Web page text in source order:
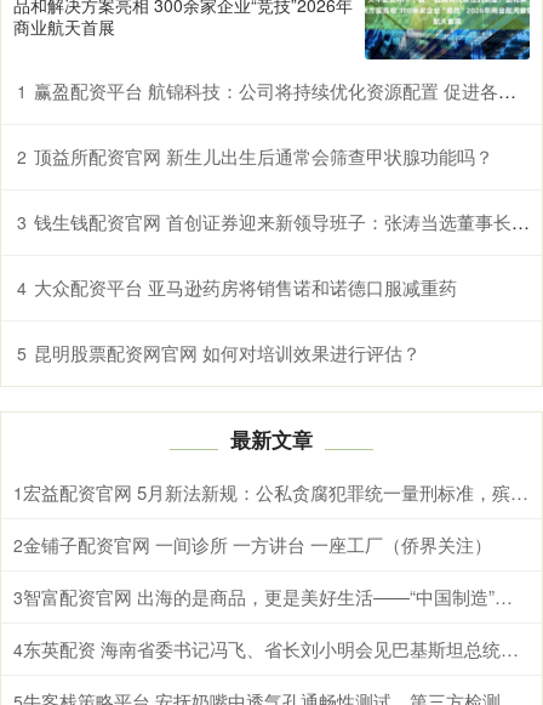
商业航天首展
1 赢盈配资平台 航锦科技：公司将持续优化资源配置 促进各业务板块高质量发展
2 顶益所配资官网 新生儿出生后通常会筛查甲状腺功能吗？
3 钱生钱配资官网 首创证券迎来新领导班子：张涛当选董事长 蒋青峰出任总经理
4 大众配资平台 亚马逊药房将销售诺和诺德口服减重药
5 昆明股票配资网官网 如何对培训效果进行评估？
最新文章
1 宏益配资官网 5月新法新规：公私贪腐犯罪统一量刑标准，殡葬收费必须明码标价
2金铺子配资官网 一间诊所 一方讲台 一座工厂（侨界关注）
3 智富配资官网 出海的是商品，更是美好生活——“中国制造”的全球新叙事
4 东英配资 海南省委书记冯飞、省长刘小明会见巴基斯坦总统扎尔达里